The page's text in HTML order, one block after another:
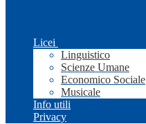
Licei
Linguistico
Scienze Umane
Economico Sociale
Musicale
Info utili
Privacy